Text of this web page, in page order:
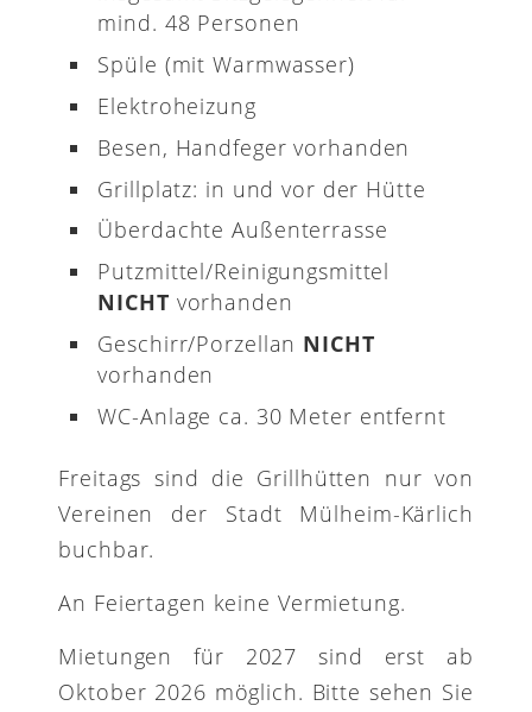
mind. 48 Personen
Spüle (mit Warmwasser)
Elektroheizung
Besen, Handfeger vorhanden
Grillplatz: in und vor der Hütte
Überdachte Außenterrasse
Putzmittel/Reinigungsmittel
NICHT vorhanden
Geschirr/Porzellan NICHT
vorhanden
WC-Anlage ca. 30 Meter entfernt
Freitags sind die Grillhütten nur von
Vereinen der Stadt Mülheim-Kärlich
buchbar.
An Feiertagen keine Vermietung.
Mietungen für 2027 sind erst ab
Oktober 2026 möglich. Bitte sehen Sie